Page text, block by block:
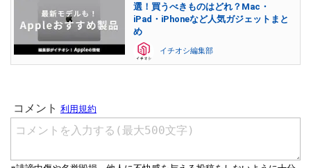
選！買うべきものはどれ？Mac・
iPad・iPhoneなど人気ガジェットまと
め
イチオシ編集部